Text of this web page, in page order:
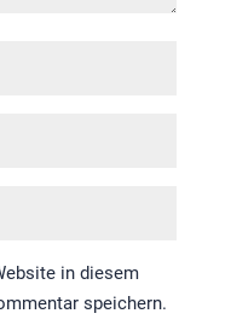
in diesem
speichern.